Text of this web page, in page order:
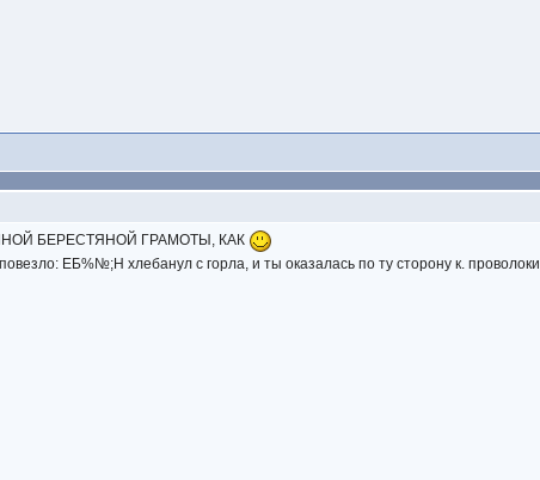
БЕРЕСТЯНОЙ ГРАМОТЫ, КАК
ЕБ%№;Н хлебанул с горла, и ты оказалась по ту сторону к. проволоки